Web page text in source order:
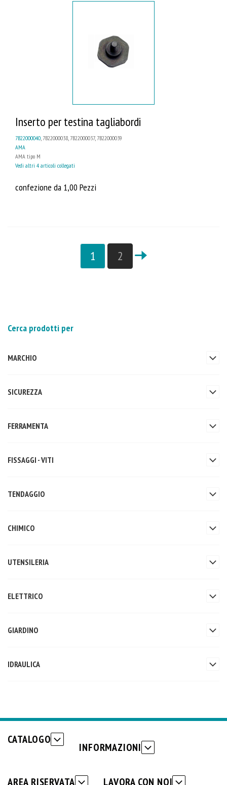
Inserto per testina tagliabordi
7B22000040, 7B22000038, 7B22000037, 7B22000039
AMA
AMA tipo M
Vedi altri 4 articoli collegati
confezione da 1,00 Pezzi
1 2
Cerca prodotti per
MARCHIO
SICUREZZA
FERRAMENTA
FISSAGGI - VITI
TENDAGGIO
CHIMICO
UTENSILERIA
ELETTRICO
GIARDINO
IDRAULICA
CATALOGO
INFORMAZIONI
AREA RISERVATA LAVORA CON NOI